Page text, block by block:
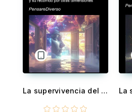
La supervivencia del Yo - El Yo como nube informacional y su recorrido por otras dimensiones Conciencia cuántica, conservación de la experiencia y universos multidimensionales